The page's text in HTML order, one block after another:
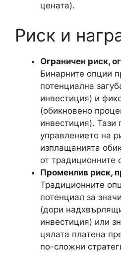
цената).
Риск и
Ограничен риск,
Бинарните опции
потенциална
инвестиция) и
(обикновено
инвестиция). Тази
управлението на
изплащанията
от традиционните
Променлив риск,
Традиционните
потенциал за
(дори
инвестиция) или
цялата платена
по-сложни